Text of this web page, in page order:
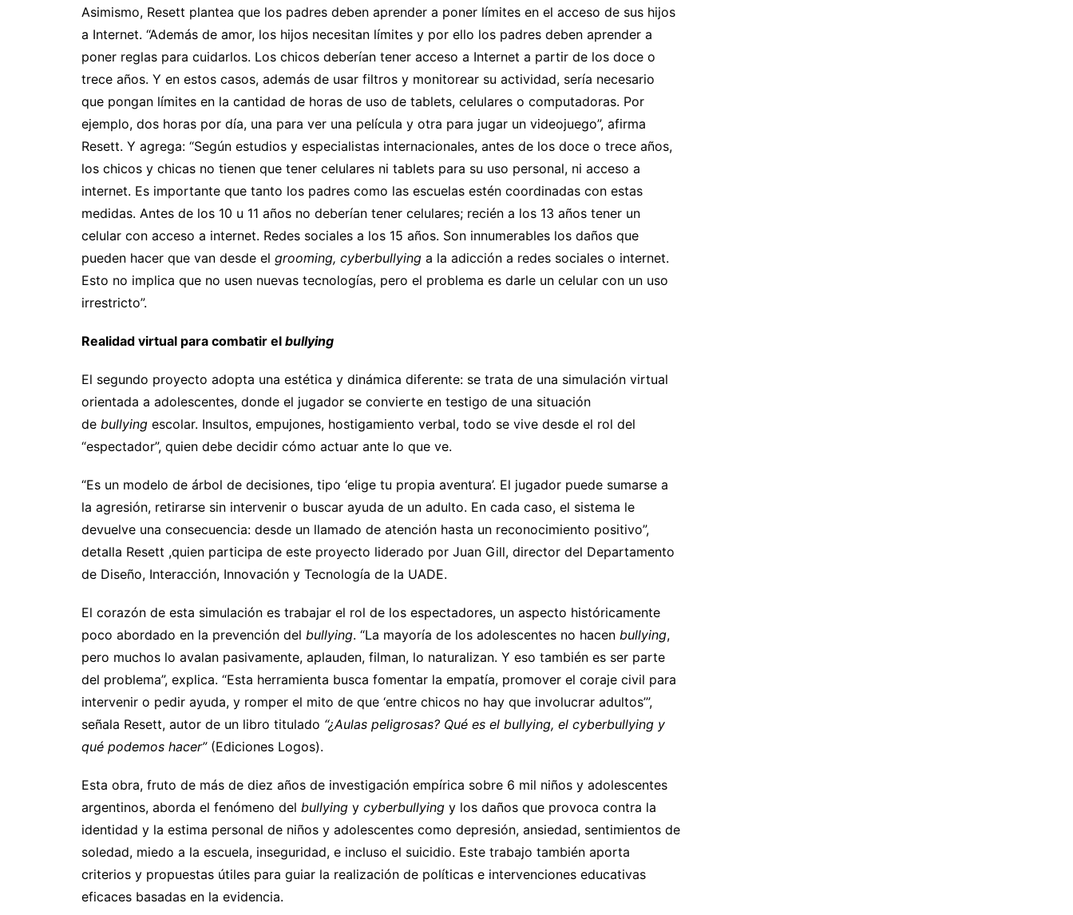
Asimismo, Resett plantea que los padres deben aprender a poner límites en el acceso de sus hijos
a Internet. “Además de amor, los hijos necesitan límites y por ello los padres deben aprender a
poner reglas para cuidarlos. Los chicos deberían tener acceso a Internet a partir de los doce o
trece años. Y en estos casos, además de usar filtros y monitorear su actividad, sería necesario
que pongan límites en la cantidad de horas de uso de tablets, celulares o computadoras. Por
ejemplo, dos horas por día, una para ver una película y otra para jugar un videojuego”, afirma
Resett. Y agrega: “Según estudios y especialistas internacionales, antes de los doce o trece años,
los chicos y chicas no tienen que tener celulares ni tablets para su uso personal, ni acceso a
internet. Es importante que tanto los padres como las escuelas estén coordinadas con estas
medidas. Antes de los 10 u 11 años no deberían tener celulares; recién a los 13 años tener un
celular con acceso a internet. Redes sociales a los 15 años. Son innumerables los daños que
pueden hacer que van desde el grooming, cyberbullying a la adicción a redes sociales o internet.
Esto no implica que no usen nuevas tecnologías, pero el problema es darle un celular con un uso
irrestricto”.
Realidad virtual para combatir el bullying
El segundo proyecto adopta una estética y dinámica diferente: se trata de una simulación virtual
orientada a adolescentes, donde el jugador se convierte en testigo de una situación
de bullying escolar. Insultos, empujones, hostigamiento verbal, todo se vive desde el rol del
“espectador”, quien debe decidir cómo actuar ante lo que ve.
“Es un modelo de árbol de decisiones, tipo ‘elige tu propia aventura’. El jugador puede sumarse a
la agresión, retirarse sin intervenir o buscar ayuda de un adulto. En cada caso, el sistema le
devuelve una consecuencia: desde un llamado de atención hasta un reconocimiento positivo”,
detalla Resett ,quien participa de este proyecto liderado por Juan Gill, director del Departamento
de Diseño, Interacción, Innovación y Tecnología de la UADE.
El corazón de esta simulación es trabajar el rol de los espectadores, un aspecto históricamente
poco abordado en la prevención del bullying. “La mayoría de los adolescentes no hacen bullying,
pero muchos lo avalan pasivamente, aplauden, filman, lo naturalizan. Y eso también es ser parte
del problema”, explica. “Esta herramienta busca fomentar la empatía, promover el coraje civil para
intervenir o pedir ayuda, y romper el mito de que ‘entre chicos no hay que involucrar adultos’”,
señala Resett, autor de un libro titulado “¿Aulas peligrosas? Qué es el bullying, el cyberbullying y
qué podemos hacer”(Ediciones Logos).
Esta obra, fruto de más de diez años de investigación empírica sobre 6 mil niños y adolescentes
argentinos, aborda el fenómeno del bullying y cyberbullying y los daños que provoca contra la
identidad y la estima personal de niños y adolescentes como depresión, ansiedad, sentimientos de
soledad, miedo a la escuela, inseguridad, e incluso el suicidio. Este trabajo también aporta
criterios y propuestas útiles para guiar la realización de políticas e intervenciones educativas
eficaces basadas en la evidencia.